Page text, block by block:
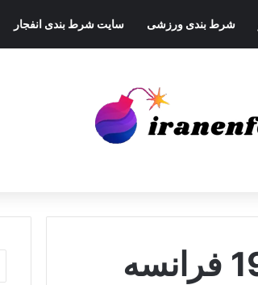
شرط بندی ورزشی سایت شرط بندی انفجار